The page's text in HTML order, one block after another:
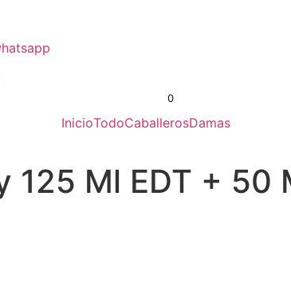
0
InicioTodoCaballerosDamas
125 Ml EDT +